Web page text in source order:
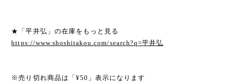
★「平井弘」の在庫をもっと見る
https://www.shoshitakou.com/search?q=平井弘
※売り切れ商品は「¥50」表示になります